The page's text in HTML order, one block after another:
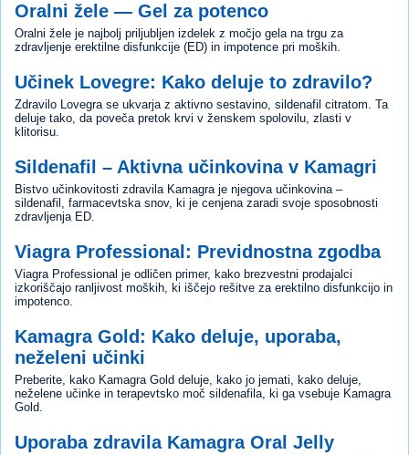
Oralni žele — Gel za potenco
Oralni žele je najbolj priljubljen izdelek z močjo gela na trgu za
zdravljenje erektilne disfunkcije (ED) in impotence pri moških.
Učinek Lovegre: Kako deluje to zdravilo?
Zdravilo Lovegra se ukvarja z aktivno sestavino, sildenafil citratom. Ta
deluje tako, da poveča pretok krvi v ženskem spolovilu, zlasti v
klitorisu.
Sildenafil – Aktivna učinkovina v Kamagri
Bistvo učinkovitosti zdravila Kamagra je njegova učinkovina –
sildenafil, farmacevtska snov, ki je cenjena zaradi svoje sposobnosti
zdravljenja ED.
Viagra Professional: Previdnostna zgodba
Viagra Professional je odličen primer, kako brezvestni prodajalci
izkoriščajo ranljivost moških, ki iščejo rešitve za erektilno disfunkcijo in
impotenco.
Kamagra Gold: Kako deluje, uporaba,
neželeni učinki
Preberite, kako Kamagra Gold deluje, kako jo jemati, kako deluje,
neželene učinke in terapevtsko moč sildenafila, ki ga vsebuje Kamagra
Gold.
Uporaba zdravila Kamagra Oral Jelly